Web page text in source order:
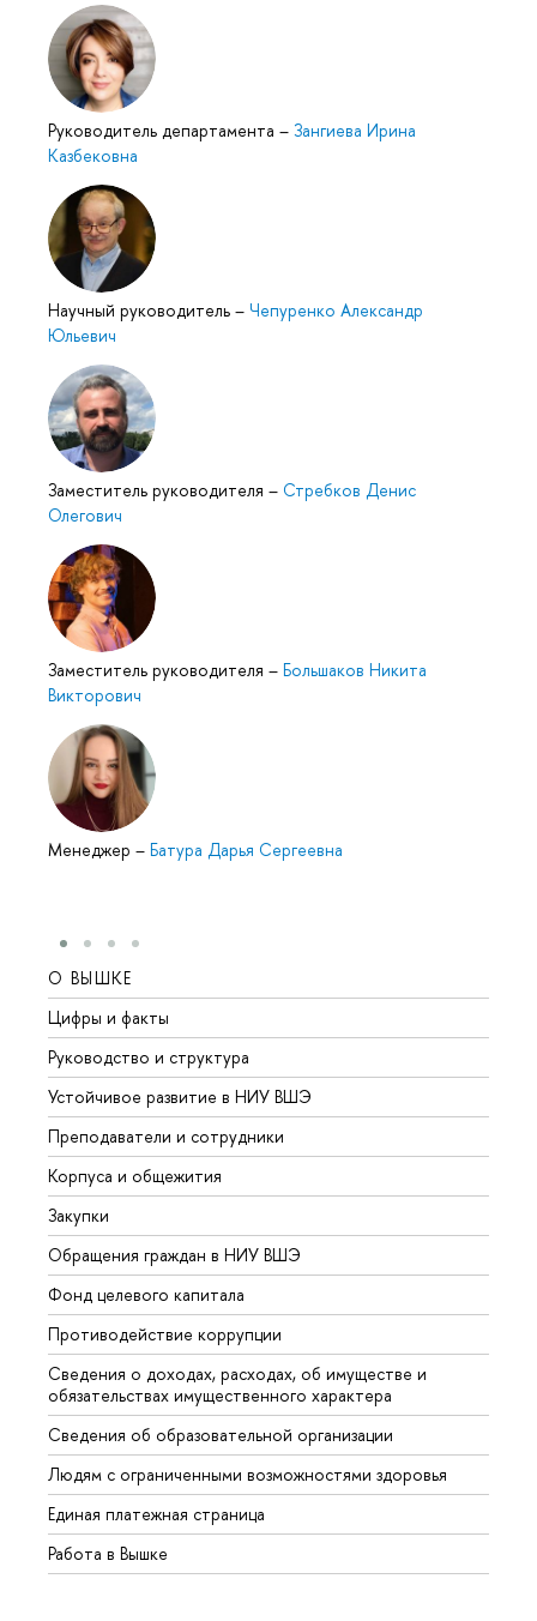
Руководитель департамента – Зангиева Ирина
Казбековна
Научный руководитель – Чепуренко Александр
Юльевич
Заместитель руководителя – Стребков Денис
Олегович
Заместитель руководителя – Большаков Никита
Викторович
Менеджер – Батура Дарья Сергеевна
О ВЫШКЕ
Цифры и факты
Руководство и структура
Устойчивое развитие в НИУ ВШЭ
Преподаватели и сотрудники
Корпуса и общежития
Закупки
Обращения граждан в НИУ ВШЭ
Фонд целевого капитала
Противодействие коррупции
Сведения о доходах, расходах, об имуществе и
обязательствах имущественного характера
Сведения об образовательной организации
Людям с ограниченными возможностями здоровья
Единая платежная страница
Работа в Вышке